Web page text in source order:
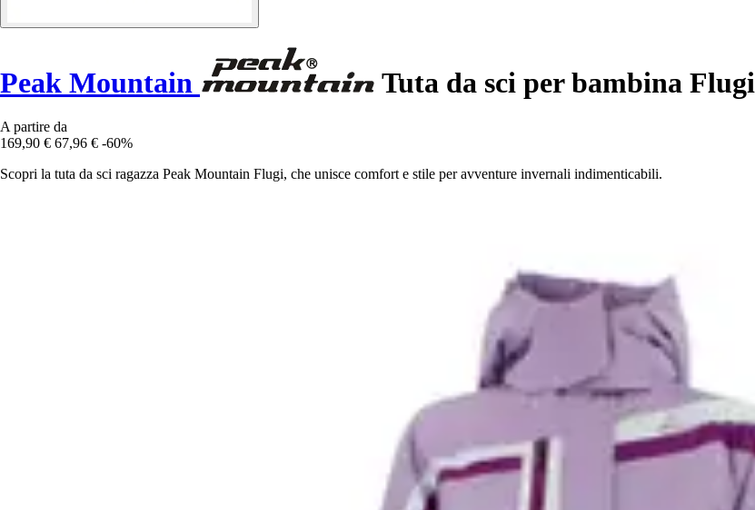
Peak Mountain Tuta da sci per bambina Flugi
A partire da
169,90 € 67,96 € -60%
Scopri la tuta da sci ragazza Peak Mountain Flugi, che unisce comfort e stile per avventure invernali indimenticabili.